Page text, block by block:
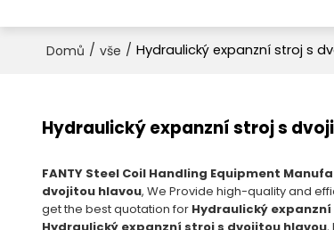
Domů / vše / Hydraulický expanzní stroj s
Hydraulický expanzní stroj s
FANTY Steel Coil Handling Equipment
dvojitou hlavou, We Provide high-quality and
get the best quotation for Hydraulický
Hydraulický expanzní stroj s dvojitou hlavou,